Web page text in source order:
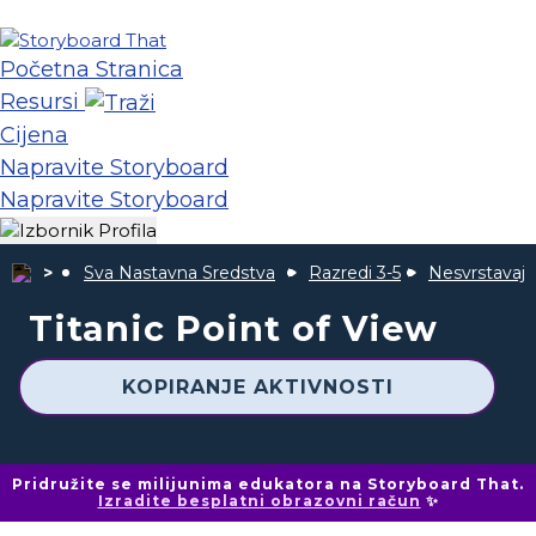
Početna Stranica
Resursi
Cijena
Napravite Storyboard
Napravite Storyboard
Sva Nastavna Sredstva Razredi 3-5
Titanic Point of View
KOPIRANJE AKTIVNOSTI
Pridružite se milijunima edukatora na Storyboard That.
Izradite besplatni obrazovni račun ✨